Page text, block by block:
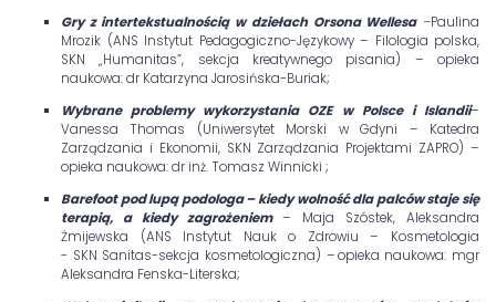
Gry z intertekstualnością w dziełach Orsona Wellesa –Paulina
Mrozik (ANS Instytut Pedagogiczno-Językowy – Filologia polska,
SKN „Humanitas”, sekcja kreatywnego pisania) – opieka
naukowa: dr Katarzyna Jarosińska-Buriak;
Wybrane problemy wykorzystania OZE w Polsce i Islandii–
Vanessa Thomas (Uniwersytet Morski w Gdyni – Katedra
Zarządzania i Ekonomii, SKN Zarządzania Projektami ZAPRO) –
opieka naukowa: dr inż. Tomasz Winnicki ;
Barefoot pod lupą podologa – kiedy wolność dla palców staje się
terapią, a kiedy zagrożeniem– Maja Szóstek, Aleksandra
Żmijewska (ANS Instytut Nauk o Zdrowiu – Kosmetologia
- SKN Sanitas-sekcja kosmetologiczna) – opieka naukowa: mgr
Aleksandra Fenska-Literska;